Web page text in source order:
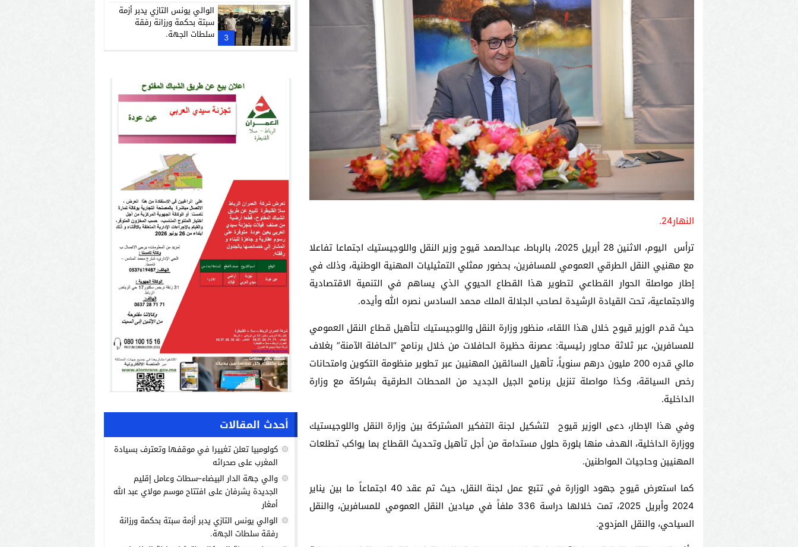
النهار24.
ترأس اليوم، الاثنين 28 أبريل 2025، بالرباط، عبدالصمد قيوح وزير النقل واللوجيستيك اجتماعا تفاعلا
مع مهنيي النقل الطرقي العمومي للمسافرين، بحضور ممثلي التمثيليات المهنية الوطنية، وذلك في
إطار مواصلة الحوار القطاعي لتطوير هذا القطاع الحيوي الذي يساهم في التنمية الاقتصادية
والاجتماعية، تحت القيادة الرشيدة لصاحب الجلالة الملك محمد السادس نصره الله وأيده.
حيث قدم الوزير قيوح خلال هذا اللقاء، منظور وزارة النقل واللوجيستيك لتأهيل قطاع النقل العمومي
للمسافرين، عبر ثلاثة محاور رئيسية: عصرنة حظيرة الحافلات من خلال برنامج “الحافلة الآمنة” بغلاف
مالي قدره 200 مليون درهم سنوياً، تأهيل السائقين المهنيين عبر تطوير منظومة التكوين وامتحانات
رخص السياقة، وكذا مواصلة تنزيل برنامج الجيل الجديد من المحطات الطرقية بشراكة مع وزارة
الداخلية.
وفي هذا الإطار، دعى الوزير قيوح لتشكيل لجنة التفكير المشتركة بين وزارة النقل واللوجيستيك
ووزارة الداخلية، الهدف منها بلورة حلول مستدامة من أجل تأهيل وتحديث القطاع بما يواكب تطلعات
المهنيين وحاجيات المواطنين.
كما استعرض قيوح جهود الوزارة في تتبع عمل لجنة النقل، حيث تم عقد 40 اجتماعاً ما بين يناير
2024 وأبريل 2025، تمت خلالها دراسة 336 ملفاً في ميادين النقل العمومي للمسافرين، والنقل
السياحي، والنقل المزدوج.
3
الوالي يونس التازي يدبر أزمة
سبتة بحكمة ورزانة رفقة
سلطات الجهة.
أحدث المقالات
كولومبيا تعلن تغييرا في موقفها وتعترف بسيادة
المغرب على صحرائه
والي جهة الدار البيضاء–سطات وعامل إقليم
الجديدة يشرفان على افتتاح موسم مولاي عبد الله
أمغار
الوالي يونس التازي يدبر أزمة سبتة بحكمة ورزانة
رفقة سلطات الجهة.